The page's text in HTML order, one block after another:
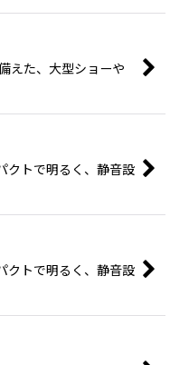
えた、大型ショーや
クトで明るく、静音設
クトで明るく、静音設